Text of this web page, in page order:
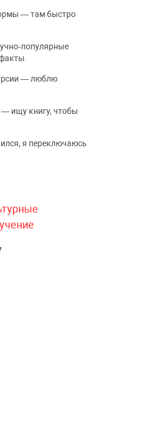
— там быстро
— люблю
ищу книгу, чтобы
я переключаюсь